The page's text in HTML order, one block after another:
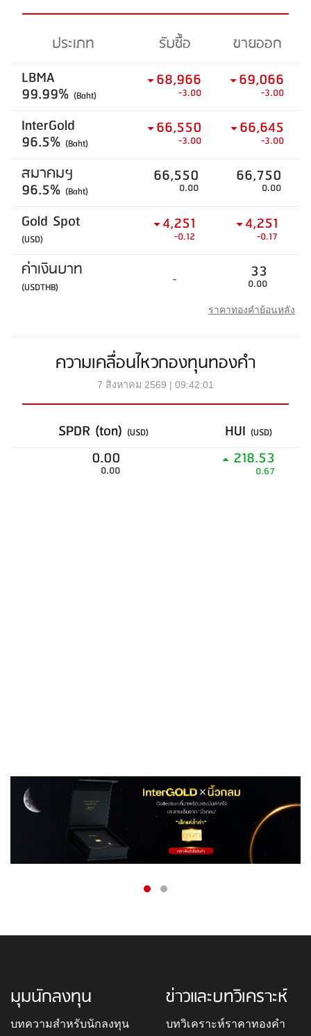
ประเภท รับซื้อ
ขายออก
LBMA
99.99% (Baht)
68,966
-3.00
69,066
-3.00
InterGold
96.5% (Baht)
66,550
-3.00
66,645
-3.00
สมาคมฯ
96.5% (Baht)
66,550
0.00
66,750
0.00
Gold Spot
(USD)
4,251
-0.12
4,251
-0.17
ค่าเงินบาท
(USDTHB) - 33
0.00
ราคาทองคำย้อนหลัง
ความเคลื่อนไหวกองทุนทองคำ
7 สิงหาคม 2569 | 09:42:01
SPDR (ton) (USD) HUI (USD)
0.00
0.00
218.53
0.67
มุมนักลงทุน
บทความสำหรับนักลงทุน
ข่าวและบทวิเคราะห์
บทวิเคราะห์ราคาทองคำ